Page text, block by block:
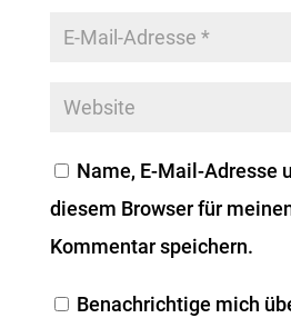
Name, E-Mail-Adresse
diesem Browser für
Kommentar speichern.
Benachrichtige mich